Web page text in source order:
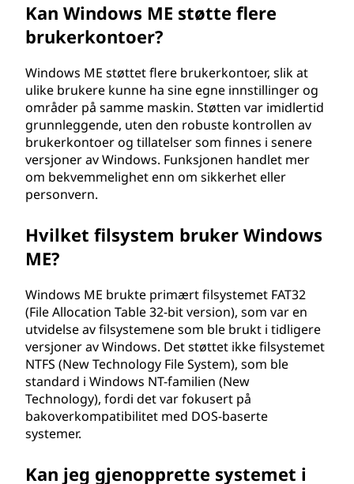
Kan Windows ME støtte flere
brukerkontoer?
Windows ME støttet flere brukerkontoer, slik at
ulike brukere kunne ha sine egne innstillinger og
områder på samme maskin. Støtten var imidlertid
grunnleggende, uten den robuste kontrollen av
brukerkontoer og tillatelser som finnes i senere
versjoner av Windows. Funksjonen handlet mer
om bekvemmelighet enn om sikkerhet eller
personvern.
Hvilket filsystem bruker Windows
ME?
Windows ME brukte primært filsystemet FAT32
(File Allocation Table 32-bit version), som var en
utvidelse av filsystemene som ble brukt i tidligere
versjoner av Windows. Det støttet ikke filsystemet
NTFS (New Technology File System), som ble
standard i Windows NT-familien (New
Technology), fordi det var fokusert på
bakoverkompatibilitet med DOS-baserte
systemer.
Kan jeg gjenopprette systemet i